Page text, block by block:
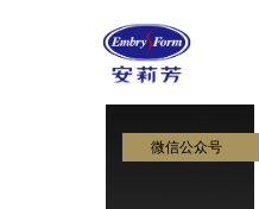
微信公众号